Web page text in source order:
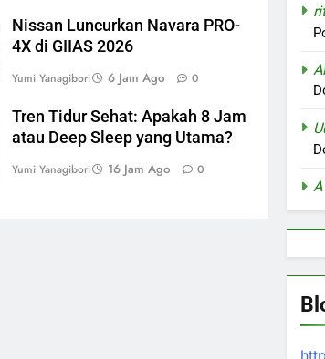
Nissan Luncurkan Navara PRO-
4X di GIIAS 2026
Yumi Yanagibori 6 Jam Ago 0
Tren Tidur Sehat: Apakah 8 Jam
atau Deep Sleep yang Utama?
Yumi Yanagibori 16 Jam Ago 0